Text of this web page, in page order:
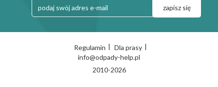
Regulamin | Dla prasy |
info@odpady-help.pl
2010-2026